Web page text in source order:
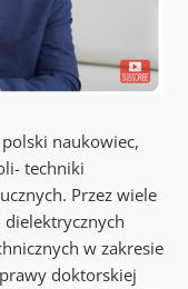
naukowiec,
techniki
Przez wiele
dielektrycznych
w zakresie
doktorskiej